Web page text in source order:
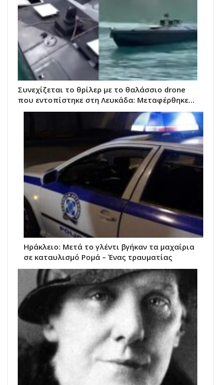
Συνεχίζεται το θρίλερ με το θαλάσσιο drone
που εντοπίστηκε στη Λευκάδα: Μεταφέρθηκε…
Ηράκλειο: Μετά το γλέντι βγήκαν τα μαχαίρια
σε καταυλισμό Ρομά – Ένας τραυματίας